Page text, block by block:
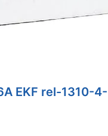
EKF rel-1310-